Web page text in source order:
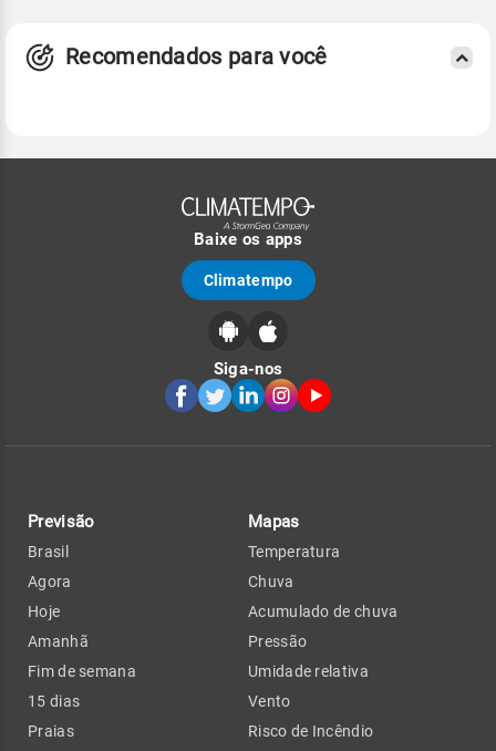
Recomendados para você
Baixe os apps
Climatempo
Siga-nos
Previsão
Brasil
Agora
Hoje
Amanhã
Fim de semana
15 dias
Praias
Mapas
Temperatura
Chuva
Acumulado de chuva
Pressão
Umidade relativa
Vento
Risco de Incêndio